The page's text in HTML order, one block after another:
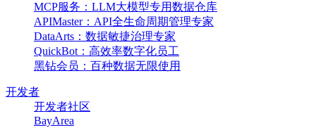
MCP服务：LLM大模型专用数据仓库
APIMaster：API全生命周期管理专家
DataArts：数据敏捷治理专家
QuickBot：高效率数字化员工
黑钻会员：百种数据无限使用
开发者
开发者社区
BayArea